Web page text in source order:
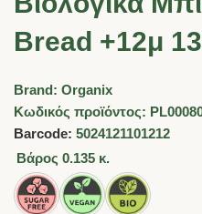
Bread +12μ
Brand: Organix
Κωδικός προϊόντος:
Barcode: 5024121101212
Βάρος 0.135 κ.